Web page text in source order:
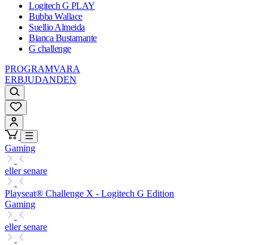
Logitech G PLAY
Bubba Wallace
Suellio Almeida
Bianca Bustamante
G challenge
PROGRAMVARA
ERBJUDANDEN
Gaming
eller senare
Playseat® Challenge X - Logitech G Edition
Gaming
eller senare